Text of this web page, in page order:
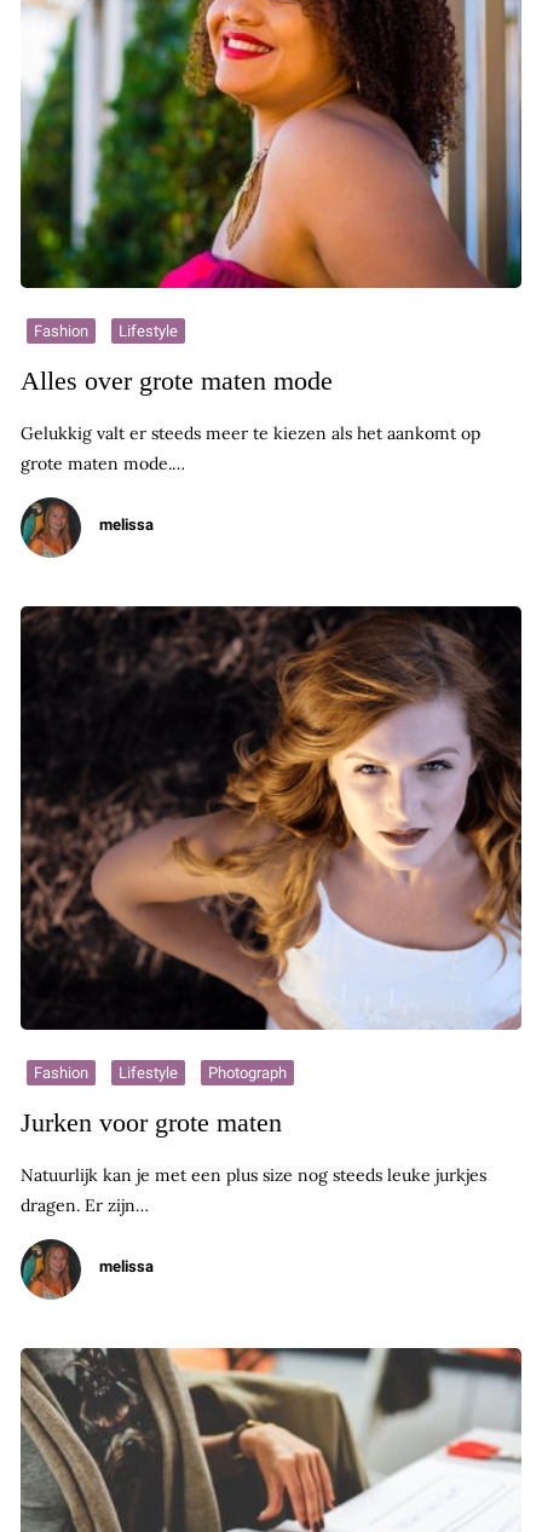
Fashion Lifestyle
Alles over grote maten mode
Gelukkig valt er steeds meer te kiezen als het aankomt op
grote maten mode.…
melissa
Fashion Lifestyle Photograph
Jurken voor grote maten
Natuurlijk kan je met een plus size nog steeds leuke jurkjes
dragen. Er zijn…
melissa